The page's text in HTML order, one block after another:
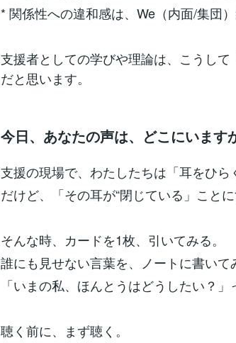
* 関係性への違和感は、We（内面/集団
支援者としての学びや理論は、こうし
だと思います。
今日、あなたの声は、どこにいます
支援の現場で、わたしたちは「耳をひら
だけど、「その耳が“閉じている」こと
そんな時、カードを1枚、引いてみる。
誰にも見せない言葉を、ノートに書いて
「いまの私、ほんとうはどうしたい？」
聴く前に、まず聴く。